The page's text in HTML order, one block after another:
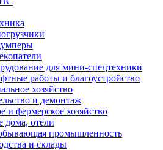
для мини-спецтехники
работы и благоустройство
хозяйство
и демонтаж
и фермерское хозяйство
дома, отели
промышленность
и склады